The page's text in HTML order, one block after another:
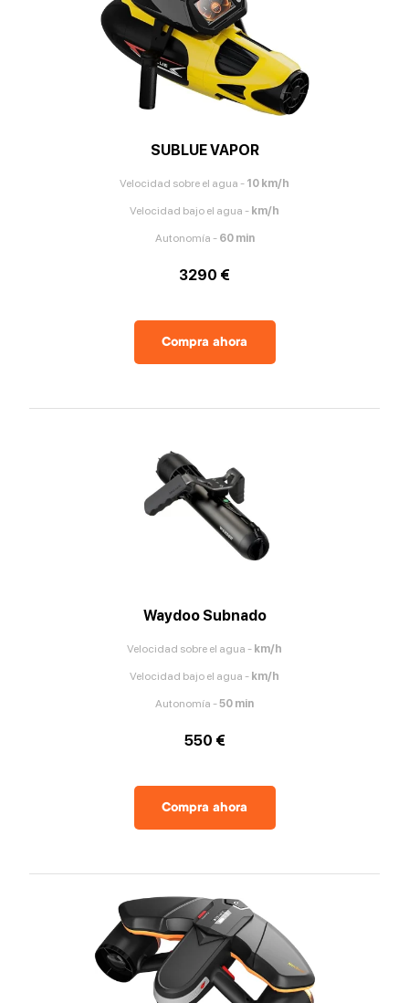
SUBLUE VAPOR
Velocidad sobre el agua - 10 km/h
Velocidad bajo el agua - km/h
Autonomía - 60 min
3290 €
Compra ahora
Waydoo Subnado
Velocidad sobre el agua - km/h
Velocidad bajo el agua - km/h
Autonomía -50 min
550 €
Compra ahora